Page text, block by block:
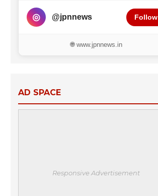
◎ @jpnnews Follow
🌐 www.jpnnews.in
AD SPACE
Responsive Advertisement